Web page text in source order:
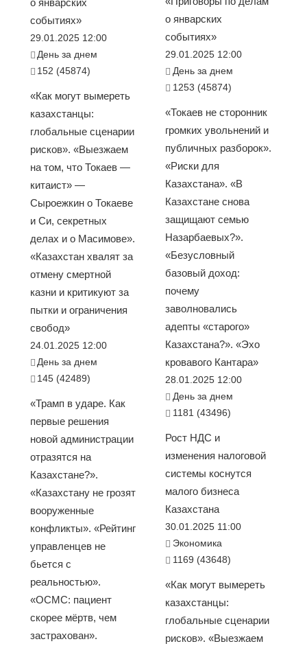
событиях»
29.01.2025 12:00
День за днем
152 (45874)
«Как могут вымереть
казахстанцы:
глобальные сценарии
рисков». «Выезжаем
на том, что Токаев —
китаист» —
Сыроежкин о Токаеве
и Си, секретных
делах и о Масимове».
«Казахстан хвалят за
отмену смертной
казни и критикуют за
пытки и ограничения
свобод»
24.01.2025 12:00
День за днем
145 (42489)
«Трамп в ударе. Как
первые решения
новой администрации
отразятся на
Казахстане?».
«Казахстану не грозят
вооруженные
конфликты». «Рейтинг
управленцев не
бьется с
реальностью».
«ОСМС: пациент
скорее мёртв, чем
застрахован».
о январских
событиях»
29.01.2025 12:00
День за днем
1253 (45874)
«Токаев не сторонник
громких увольнений и
публичных разборок».
«Риски для
Казахстана». «В
Казахстане снова
защищают семью
Назарбаевых?».
«Безусловный
базовый доход:
почему
заволновались
адепты «старого»
Казахстана?». «Эхо
кровавого Кантара»
28.01.2025 12:00
День за днем
1181 (43496)
Рост НДС и
изменения налоговой
системы коснутся
малого бизнеса
Казахстана
30.01.2025 11:00
Экономика
1169 (43648)
«Как могут вымереть
казахстанцы:
глобальные сценарии
рисков». «Выезжаем